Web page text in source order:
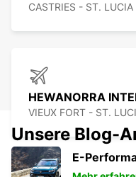
CASTRIES - ST. LUCIA
HEWANORRA
VIEUX FORT - ST.
Unsere Blog-
E-